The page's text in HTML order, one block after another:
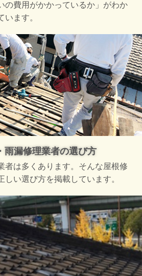
の費用がかかっているか」がわか
います。
雨漏修理業者の選び方
者は多くあります。そんな屋根修
しい選び方を掲載しています。